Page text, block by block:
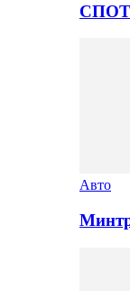
СПОТ:
Авто